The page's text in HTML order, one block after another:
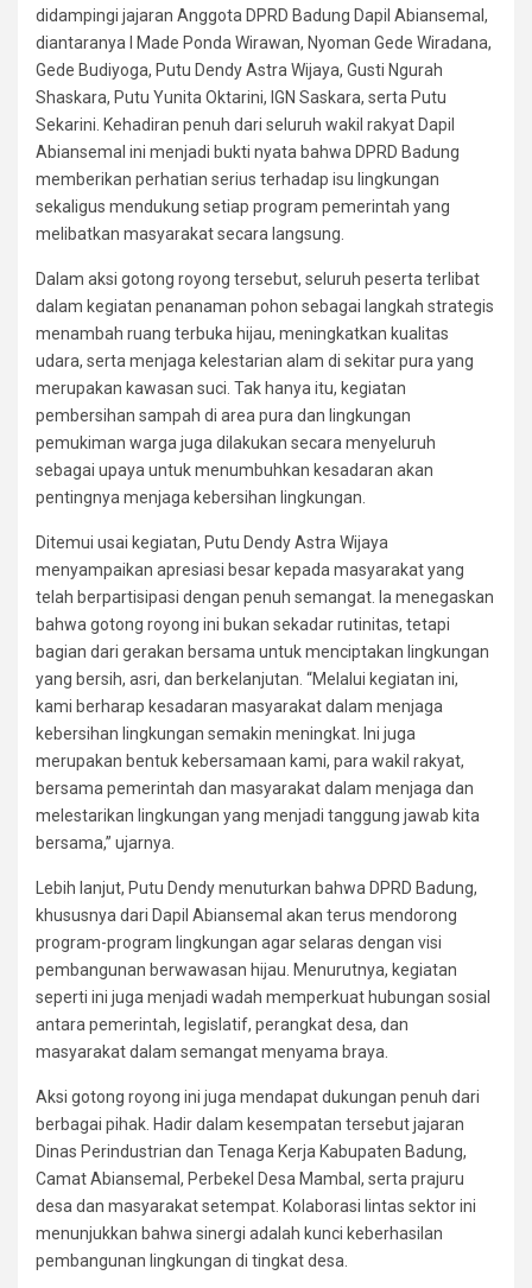
didampingi jajaran Anggota DPRD Badung Dapil Abiansemal,
diantaranya I Made Ponda Wirawan, Nyoman Gede Wiradana,
Gede Budiyoga, Putu Dendy Astra Wijaya, Gusti Ngurah
Shaskara, Putu Yunita Oktarini, IGN Saskara, serta Putu
Sekarini. Kehadiran penuh dari seluruh wakil rakyat Dapil
Abiansemal ini menjadi bukti nyata bahwa DPRD Badung
memberikan perhatian serius terhadap isu lingkungan
sekaligus mendukung setiap program pemerintah yang
melibatkan masyarakat secara langsung.
Dalam aksi gotong royong tersebut, seluruh peserta terlibat
dalam kegiatan penanaman pohon sebagai langkah strategis
menambah ruang terbuka hijau, meningkatkan kualitas
udara, serta menjaga kelestarian alam di sekitar pura yang
merupakan kawasan suci. Tak hanya itu, kegiatan
pembersihan sampah di area pura dan lingkungan
pemukiman warga juga dilakukan secara menyeluruh
sebagai upaya untuk menumbuhkan kesadaran akan
pentingnya menjaga kebersihan lingkungan.
Ditemui usai kegiatan, Putu Dendy Astra Wijaya
menyampaikan apresiasi besar kepada masyarakat yang
telah berpartisipasi dengan penuh semangat. Ia menegaskan
bahwa gotong royong ini bukan sekadar rutinitas, tetapi
bagian dari gerakan bersama untuk menciptakan lingkungan
yang bersih, asri, dan berkelanjutan. “Melalui kegiatan ini,
kami berharap kesadaran masyarakat dalam menjaga
kebersihan lingkungan semakin meningkat. Ini juga
merupakan bentuk kebersamaan kami, para wakil rakyat,
bersama pemerintah dan masyarakat dalam menjaga dan
melestarikan lingkungan yang menjadi tanggung jawab kita
bersama,” ujarnya.
Lebih lanjut, Putu Dendy menuturkan bahwa DPRD Badung,
khususnya dari Dapil Abiansemal akan terus mendorong
program-program lingkungan agar selaras dengan visi
pembangunan berwawasan hijau. Menurutnya, kegiatan
seperti ini juga menjadi wadah memperkuat hubungan sosial
antara pemerintah, legislatif, perangkat desa, dan
masyarakat dalam semangat menyama braya.
Aksi gotong royong ini juga mendapat dukungan penuh dari
berbagai pihak. Hadir dalam kesempatan tersebut jajaran
Dinas Perindustrian dan Tenaga Kerja Kabupaten Badung,
Camat Abiansemal, Perbekel Desa Mambal, serta prajuru
desa dan masyarakat setempat. Kolaborasi lintas sektor ini
menunjukkan bahwa sinergi adalah kunci keberhasilan
pembangunan lingkungan di tingkat desa.